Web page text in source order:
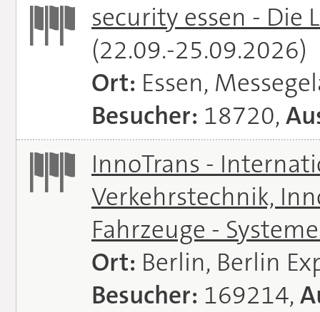
security essen - Die
(22.09.-25.09.2026)
Ort: Essen,
Besucher: 18720,
InnoTrans -
Verkehrstechnik,
Fahrzeuge -
Ort: Berlin, Berlin
Besucher: 169214,